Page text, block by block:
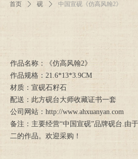
首页 ꄲ 砚 ꄲ 中国宣砚《仿高风翰2》
作品名称：《仿高风翰2》
作品规格：21.6*13*3.9CM
材质：宣砚石籽石
配送：此方砚台大师收藏证书一套
公司网站：http://www.ahxuanyan.com
备注：主要经营“中国宣砚”品牌砚台.由
二的作品。欢迎采购！